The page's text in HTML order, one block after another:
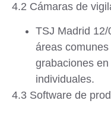
4.2 Cámaras de
TSJ Madrid 12/
áreas
grabaciones
individuales.
4.3 Software de